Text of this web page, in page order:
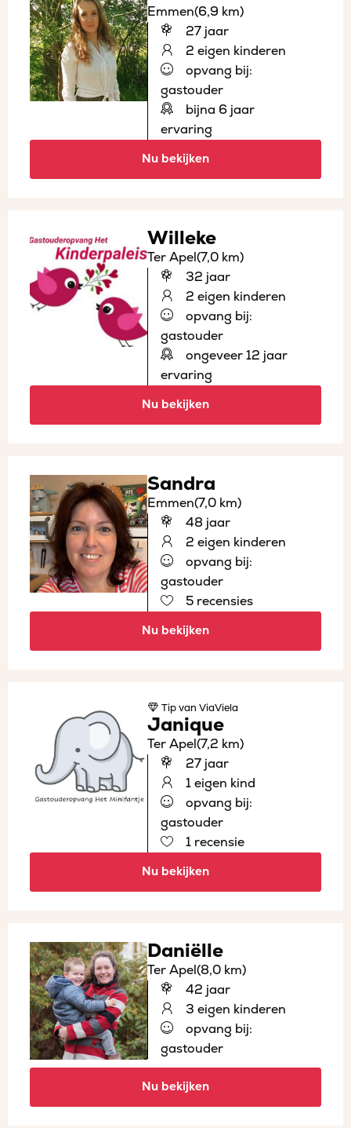
Emmen(6,9 km)
27 jaar
2 eigen kinderen
opvang bij:
gastouder
bijna 6 jaar
ervaring
Nu bekijken
Willeke
Ter Apel(7,0 km)
32 jaar
2 eigen kinderen
opvang bij:
gastouder
ongeveer 12 jaar
ervaring
Nu bekijken
Sandra
Emmen(7,0 km)
48 jaar
2 eigen kinderen
opvang bij:
gastouder
5 recensies
Nu bekijken
Tipvan ViaViela
Janique
Ter Apel(7,2 km)
27 jaar
1 eigen kind
opvang bij:
gastouder
1 recensie
Nu bekijken
Daniëlle
Ter Apel(8,0 km)
42 jaar
3 eigen kinderen
opvang bij:
gastouder
Nu bekijken